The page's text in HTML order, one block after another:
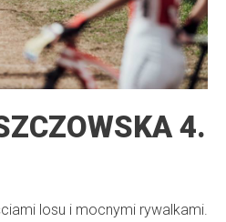
4.
losu i mocnymi rywalkami.